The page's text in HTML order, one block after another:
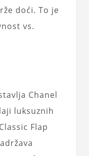
doći. To je
vs.
Chanel
luksuznih
Flap